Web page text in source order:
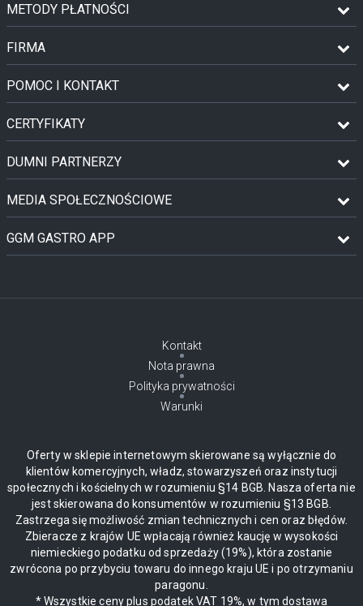
METODY PŁATNOŚCI
FIRMA
POMOC I KONTAKT
CERTYFIKATY
DUMNI PARTNERZY
MEDIA SPOŁECZNOŚCIOWE
GGM GASTRO APP
Kontakt
Nota prawna
Polityka prywatności
Warunki
Oferty w sklepie internetowym skierowane są wyłącznie do
klientów komercyjnych, władz, stowarzyszeń oraz instytucji
społecznych i kościelnych w rozumieniu §14 BGB. Nasza oferta nie
jest skierowana do konsumentów w rozumieniu §13 BGB.
Zastrzega się możliwość zmian technicznych i cen oraz błędów.
Zbieracze z krajów UE wpłacają również kaucję w wysokości
niemieckiego podatku od sprzedaży (19%), która zostanie
zwrócona po przybyciu towaru do innego kraju UE i po otrzymaniu
paragonu.
* Wszystkie ceny plus podatek VAT 19%, w tym dostawa